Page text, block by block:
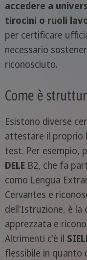
accedere a
tirocini o ruoli
per certificare
necessario
riconosciuto.
Come è
Esistono diverse
attestare il proprio
test. Per esempio,
DELEB2, che fa
como Lengua
Cervantes e
dell'Istruzione, è la
apprezzata e
Altrimenti c'è il
flessibile in quanto